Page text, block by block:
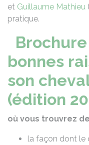
et Guillaume Mathieu
pratique.
bonnes
son
(édition
où vous trouvrez
la façon dont le